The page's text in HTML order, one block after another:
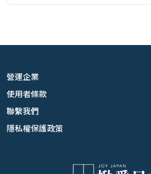
營運企業
使用者條款
聯繫我們
隱私權保護政策